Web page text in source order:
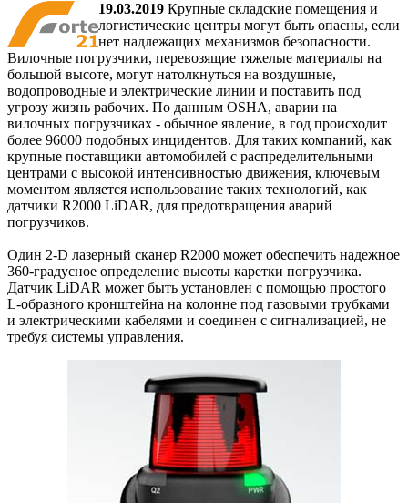
19.03.2019 Крупные складские помещения и
логистические центры могут быть опасны, если
нет надлежащих механизмов безопасности.
Вилочные погрузчики, перевозящие тяжелые материалы на
большой высоте, могут натолкнуться на воздушные,
водопроводные и электрические линии и поставить под
угрозу жизнь рабочих. По данным OSHA, аварии на
вилочных погрузчиках - обычное явление, в год происходит
более 96000 подобных инцидентов. Для таких компаний, как
крупные поставщики автомобилей с распределительными
центрами с высокой интенсивностью движения, ключевым
моментом является использование таких технологий, как
датчики R2000 LiDAR, для предотвращения аварий
погрузчиков.
Один 2-D лазерный сканер R2000 может обеспечить надежное
360-градусное определение высоты каретки погрузчика.
Датчик LiDAR может быть установлен с помощью простого
L-образного кронштейна на колонне под газовыми трубками
и электрическими кабелями и соединен с сигнализацией, не
требуя системы управления.